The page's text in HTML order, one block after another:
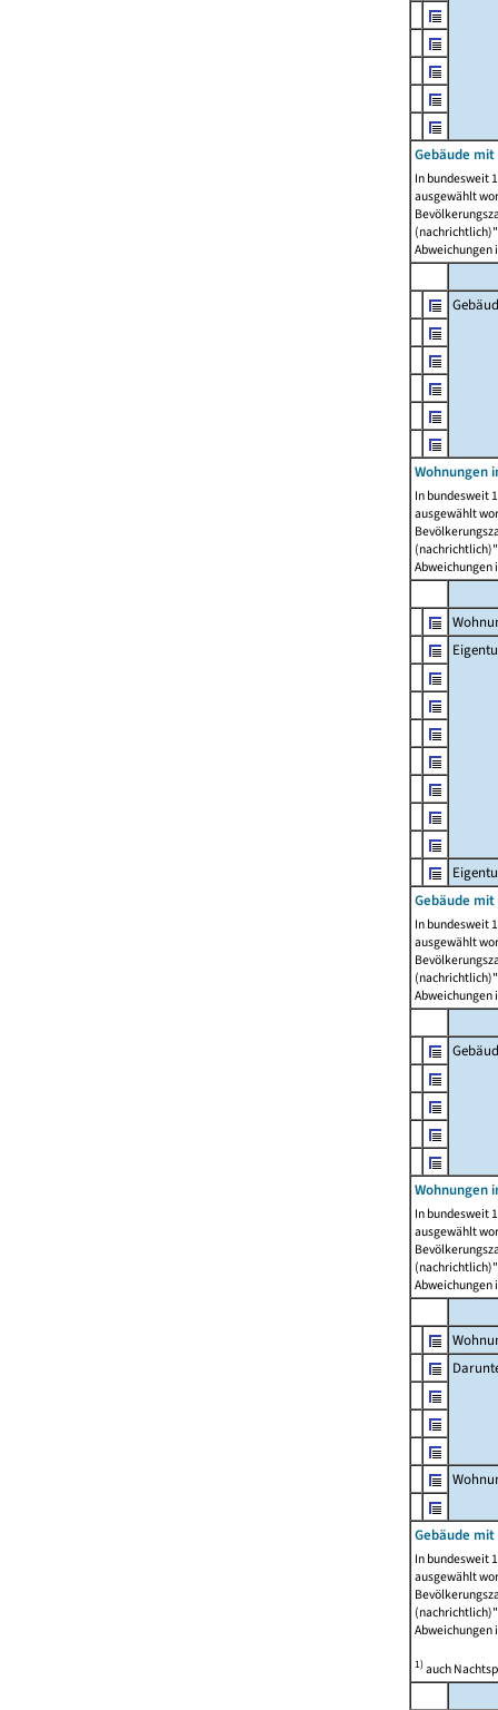
Gebäude mit
In bundesweit
ausgewählt
Abweichungen
Wohnungen
In bundesweit
ausgewählt
Abweichungen
Gebäude
In bundesweit
ausgewählt
Abweichungen
Wohnungen
In bundesweit
ausgewählt
Abweichungen
Gebäude
In bundesweit
ausgewählt
Abweichungen
1)auch